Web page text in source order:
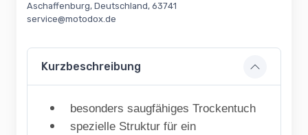
Aschaffenburg, Deutschland, 63741
service@motodox.de
Kurzbeschreibung
besonders saugfähiges Trockentuch
spezielle Struktur für ein